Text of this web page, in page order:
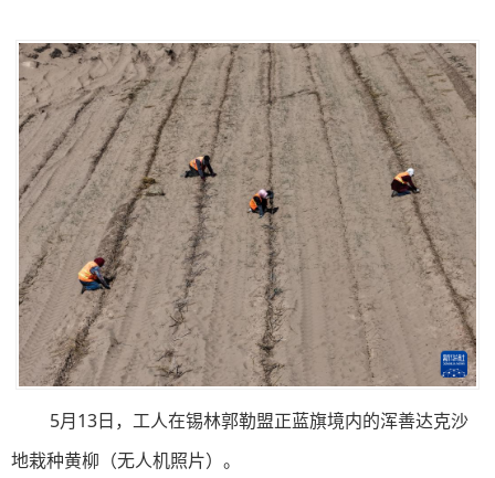
5月13日，工人在锡林郭勒盟正蓝旗境内的浑善达克沙
地栽种黄柳（无人机照片）。